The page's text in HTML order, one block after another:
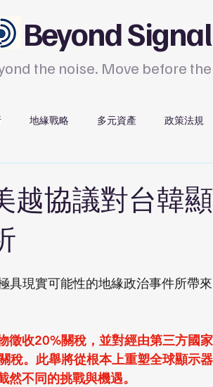
Beyond Signal
the noise. Move before
地緣戰略 多元資產 政策法規
越協議對台韓
具現實可能性的地緣政治事件所帶
徵收20%關稅，並對經由第三方國
稅。此舉將從根本上重塑全球顯示
不同的挑戰與機遇。